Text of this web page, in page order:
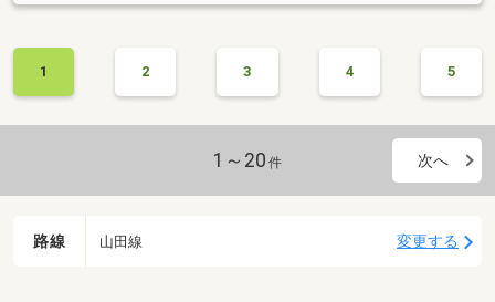
1 2 3 4 5
1～20 件 次へ
路線 山田線 変更する